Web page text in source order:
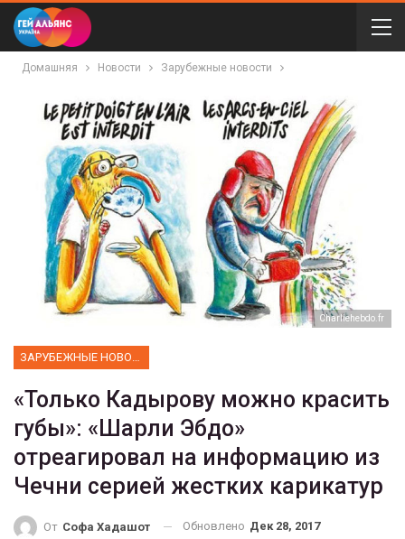
Домашняя Новости Зарубежные новости
Сharliehebdo.fr
ЗАРУБЕЖНЫЕ НОВОСТИ
«Только Кадырову можно красить
губы»: «Шарли Эбдо»
отреагировал на информацию из
Чечни серией жестких карикатур
От Софа Хадашот Обновлено Дек 28, 2017